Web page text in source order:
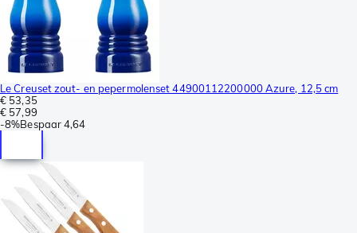
Le Creuset zout- en pepermolenset 44900112200000 Azure, 12,5 cm
€ 53,35
€ 57,99
-8%Bespaar4,64